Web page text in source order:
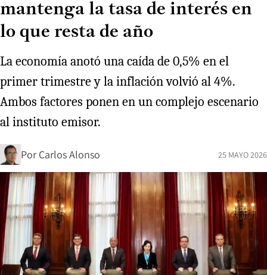
mantenga la tasa de interés en
lo que resta de año
La economía anotó una caída de 0,5% en el
primer trimestre y la inflación volvió al 4%.
Ambos factores ponen en un complejo escenario
al instituto emisor.
Por Carlos Alonso 25 MAYO 2026